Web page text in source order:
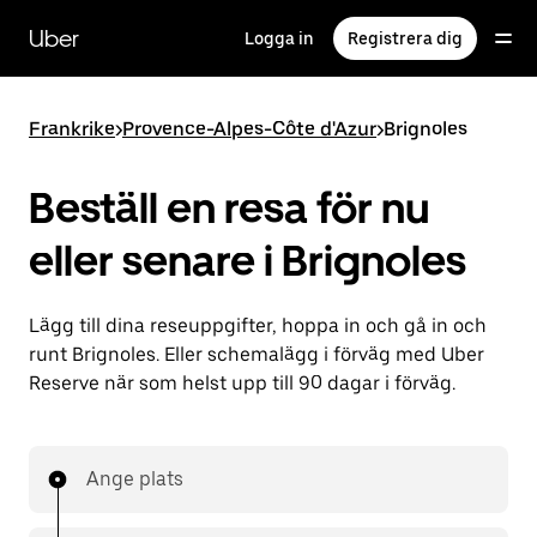
huvudinnehållet
Uber Logga in Registrera dig
Frankrike>Provence-Alpes-Côte d'Azur>Brignoles
Beställ en resa för nu
eller senare i Brignoles
Lägg till dina reseuppgifter, hoppa in och gå in och
runt Brignoles. Eller schemalägg i förväg med Uber
Reserve när som helst upp till 90 dagar i förväg.
Ange plats